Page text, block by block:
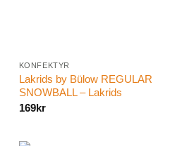
KONFEKTYR
Lakrids by Bülow REGULAR
SNOWBALL – Lakrids
169kr